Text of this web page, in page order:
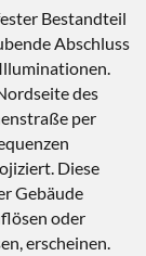
Bestandteil
Abschluss
des
per
Diese
Gebäude
oder
erscheinen.